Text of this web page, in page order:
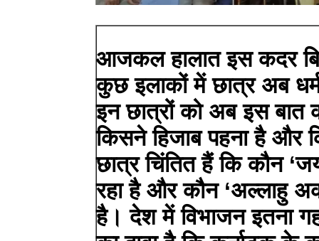
आजकल हालात इस कदर
कुछ इलाकों में छात्र अब
इन छात्रों को अब इस बात
किसने हिजाब पहना है और
छात्र चिंतित हैं कि कौन
रहा है और कौन ‘अल्लाहु
है। देश में विभाजन इतना